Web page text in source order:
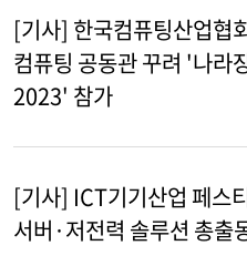
[기사] 한국컴퓨팅산업협
컴퓨팅 공동관 꾸려 '나라
2023' 참가
[기사] ICT기기산업 페스
서버·저전력 솔루션 총출